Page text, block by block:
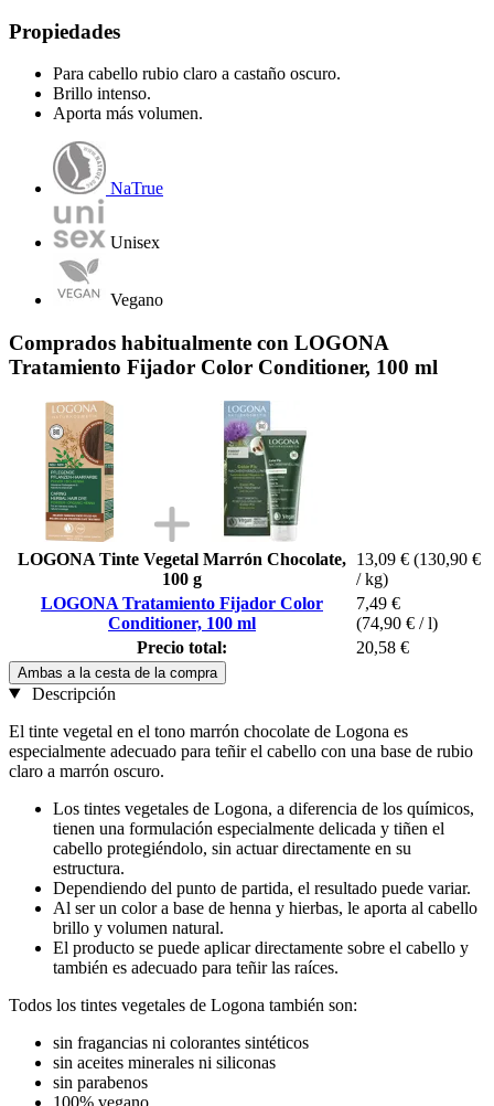
Propiedades
Para cabello rubio claro a castaño oscuro.
Brillo intenso.
Aporta más volumen.
NaTrue
Unisex
Vegano
Comprados habitualmente con LOGONA
Tratamiento Fijador Color Conditioner, 100 ml
LOGONA Tinte Vegetal Marrón Chocolate,
100 g
13,09 € (130,90 €
/ kg)
LOGONA Tratamiento Fijador Color
Conditioner, 100 ml
7,49 €
(74,90 € / l)
Precio total:
20,58 €
Ambas a la cesta de la compra
Descripción
El tinte vegetal en el tono marrón chocolate de Logona es
especialmente adecuado para teñir el cabello con una base de rubio
claro a marrón oscuro.
Los tintes vegetales de Logona, a diferencia de los químicos,
tienen una formulación especialmente delicada y tiñen el
cabello protegiéndolo, sin actuar directamente en su
estructura.
Dependiendo del punto de partida, el resultado puede variar.
Al ser un color a base de henna y hierbas, le aporta al cabello
brillo y volumen natural.
El producto se puede aplicar directamente sobre el cabello y
también es adecuado para teñir las raíces.
Todos los tintes vegetales de Logona también son:
sin fragancias ni colorantes sintéticos
sin aceites minerales ni siliconas
sin parabenos
100% vegano